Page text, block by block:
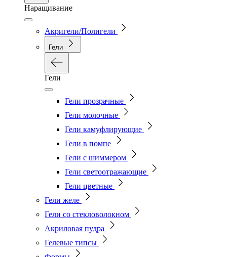
Наращивание
Акригели/Полигели
Гели
Гели
Гели прозрачные
Гели молочные
Гели камуфлирующие
Гели в помпе
Гели с шиммером
Гели светоотражающие
Гели цветные
Гели желе
Гели со стекловолокном
Акриловая пудра
Гелевые типсы